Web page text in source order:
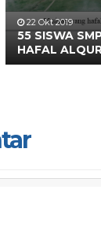
22 Okt 2019
55 SISWA
HAFAL